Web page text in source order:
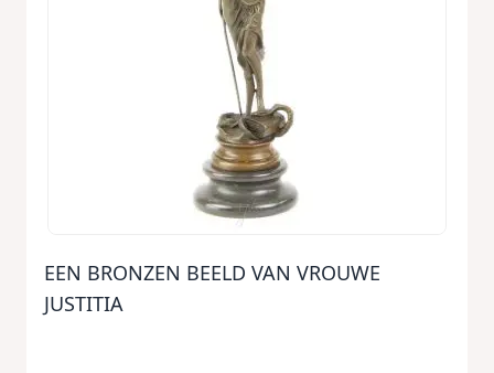
EEN BRONZEN BEELD VAN VROUWE
JUSTITIA